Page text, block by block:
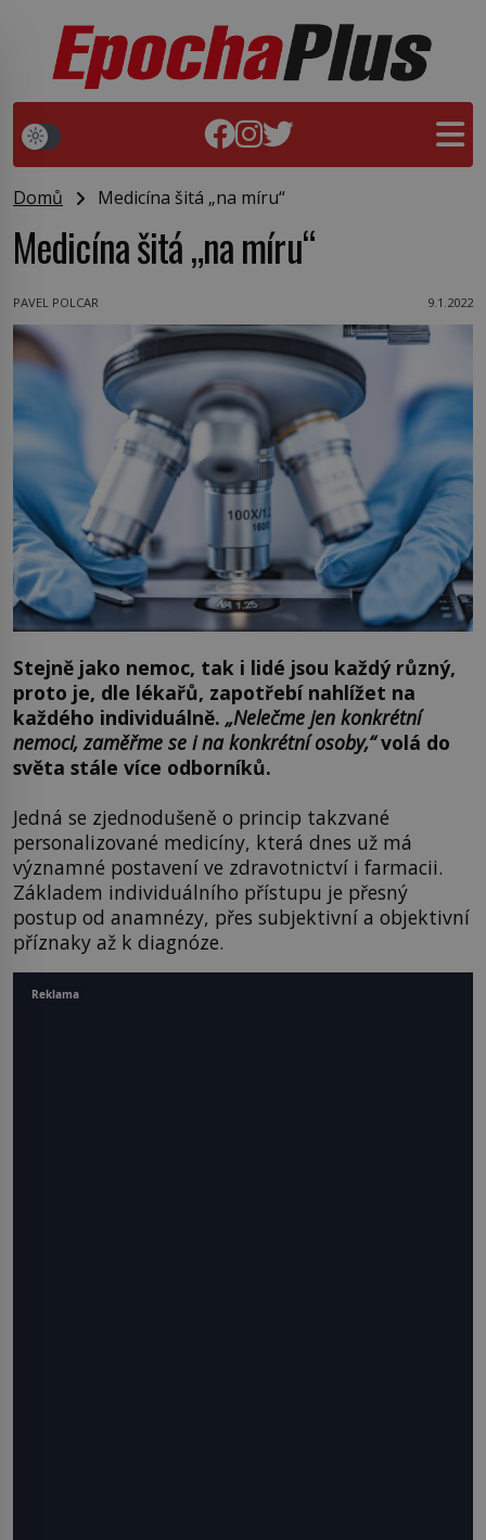
Domů Medicína šitá „na míru“
Medicína šitá „na míru“
PAVEL POLCAR 9.1.2022
Stejně jako nemoc, tak i lidé jsou každý různý,
proto je, dle lékařů, zapotřebí nahlížet na
každého individuálně. „Nelečme jen konkrétní
nemoci, zaměřme se i na konkrétní osoby,“volá do
světa stále více odborníků.
Jedná se zjednodušeně o princip takzvané
personalizované medicíny, která dnes už má
významné postavení ve zdravotnictví i farmacii.
Základem individuálního přístupu je přesný
postup od anamnézy, přes subjektivní a objektivní
příznaky až k diagnóze.
Reklama